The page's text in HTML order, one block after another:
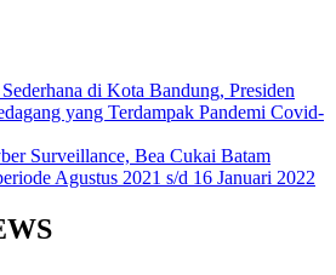
di Kota Bandung, Presiden
yang Terdampak Pandemi Covid-
Surveillance, Bea Cukai Batam
Agustus 2021 s/d 16 Januari 2022